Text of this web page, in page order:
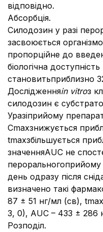
відповідно.
Абсорбція.
Силодозин у разі
засвоюється
пропорційне до
біологічна
становитьприблизно
Дослідженняin vitroз
силодозин є
Уразіприйому
Сmaxзнижується
tmaxзбільшується
значенняAUC не
день одразу після
визначено такі
87 ± 51 нг/мл (св),
3, 0), AUC – 433 ± 286
Розподіл.